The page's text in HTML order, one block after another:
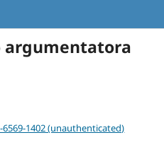
argumentatora
1402 (unauthenticated)